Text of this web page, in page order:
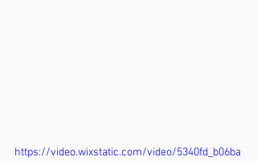
https://video.wixstatic.com/video/5340fd_b06ba